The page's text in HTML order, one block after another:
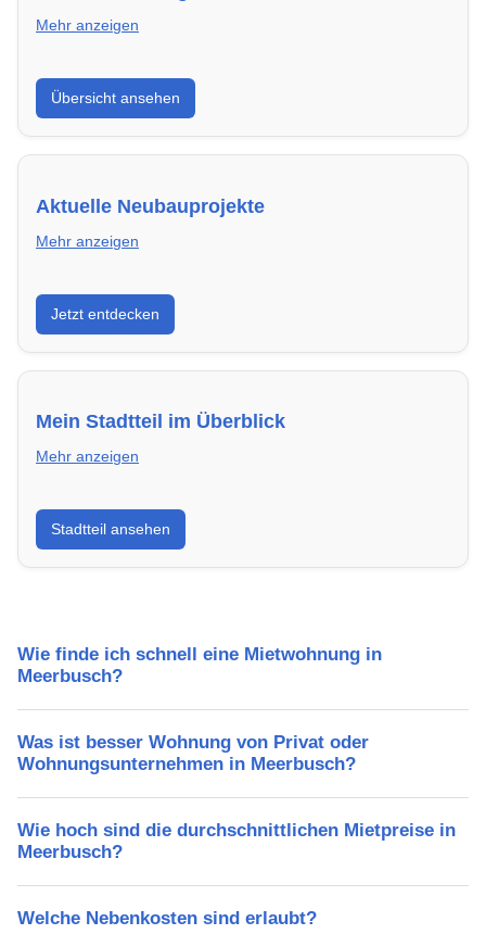
Mehr anzeigen
Hier findest du die wichtigsten Anbieter in Meerbusch
– von Genossenschaften bis zu privaten Vermietern.
Übersicht ansehen
Aktuelle Neubauprojekte
Mehr anzeigen
Entdecke Neubauprojekte in Meerbusch – modern,
energieeffizient und sofort bezugsfertig.
Jetzt entdecken
Mein Stadtteil im Überblick
Mehr anzeigen
Erfahre mehr über deinen Stadtteil in Meerbusch:
Lebensqualität, Verkehrsanbindung, Schulen,
Freizeitmöglichkeiten und Mietpreise.
Stadtteil ansehen
Wie finde ich schnell eine Mietwohnung in
Meerbusch?
Was ist besser Wohnung von Privat oder
Wohnungsunternehmen in Meerbusch?
Wie hoch sind die durchschnittlichen Mietpreise in
Meerbusch?
Welche Nebenkosten sind erlaubt?